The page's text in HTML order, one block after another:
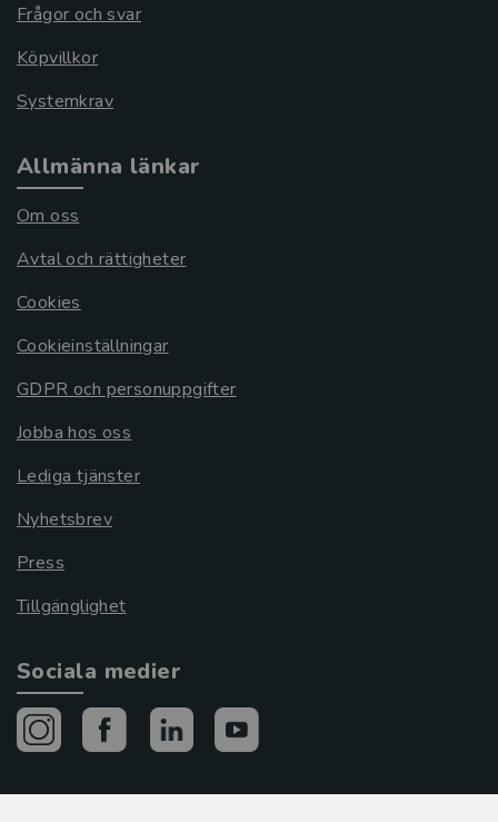
Frågor och svar
Köpvillkor
Systemkrav
Allmänna länkar
Om oss
Avtal och rättigheter
Cookies
Cookieinställningar
GDPR och personuppgifter
Jobba hos oss
Lediga tjänster
Nyhetsbrev
Press
Tillgänglighet
Sociala medier